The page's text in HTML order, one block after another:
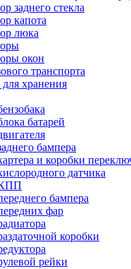
заднего стекла
капота
люка
окон
транспорта
хранения
батарей
бампера
и коробки
датчика
бампера
фар
коробки
рейки